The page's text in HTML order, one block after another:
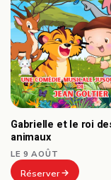
Gabrielle et le roi
animaux
LE 9 AOÛT
Réserver